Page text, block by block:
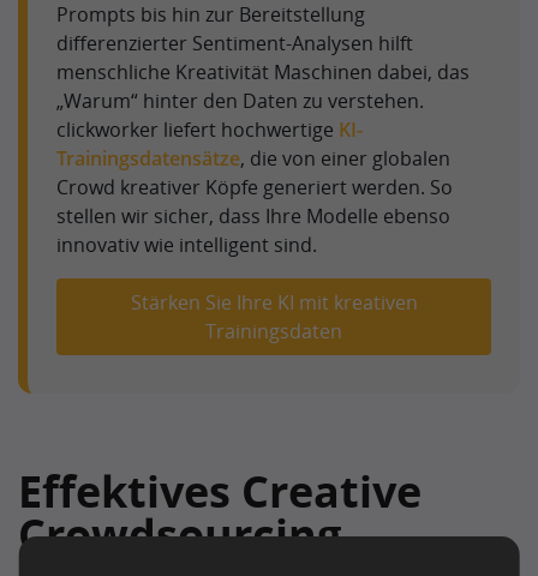
Prompts bis hin zur Bereitstellung
differenzierter Sentiment-Analysen hilft
menschliche Kreativität Maschinen dabei, das
„Warum“ hinter den Daten zu verstehen.
clickworker liefert hochwertige KI-
Trainingsdatensätze, die von einer globalen
Crowd kreativer Köpfe generiert werden. So
stellen wir sicher, dass Ihre Modelle ebenso
innovativ wie intelligent sind.
Stärken Sie Ihre KI mit kreativen
Trainingsdaten
Effektives Creative
Crowdsourcing